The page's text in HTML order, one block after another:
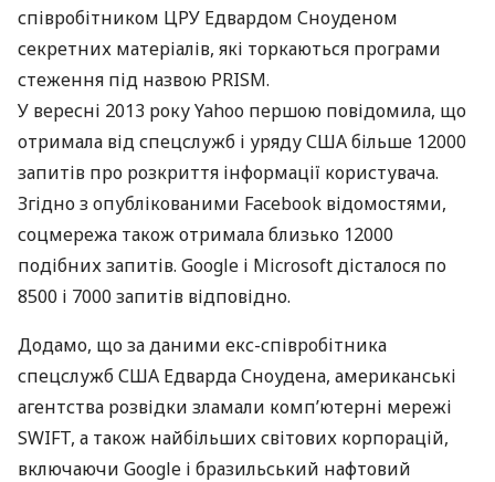
співробітником ЦРУ Едвардом Сноуденом
секретних матеріалів, які торкаються програми
стеження під назвою PRISM.
У вересні 2013 року Yahoo першою повідомила, що
отримала від спецслужб і урядуСШАбільше 12000
запитів про розкриття інформації користувача.
Згідно з опублікованими Facebook відомостями,
соцмережа також отримала близько 12000
подібних запитів. Google і Microsoft дісталося по
8500 і 7000 запитів відповідно.
Додамо, що за даними екс-співробітника
спецслужбСША Едварда Сноудена, американські
агентства розвідки зламали комп’ютерні мережі
SWIFT, а також найбільших світових корпорацій,
включаючи Google і бразильський нафтовий